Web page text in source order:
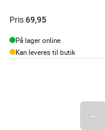
Pris69,95
På lager online
Kan leveres til butik
←